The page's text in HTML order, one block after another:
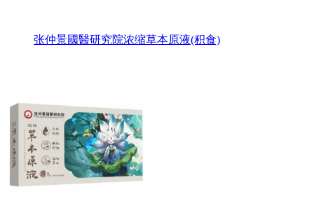
张仲景國醫研究院浓缩草本原液(积食)